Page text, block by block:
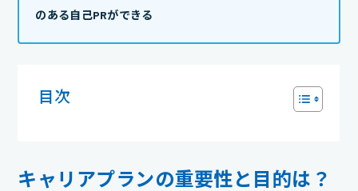
のある自己PRができる
目次
キャリアプランの重要性と目的は？